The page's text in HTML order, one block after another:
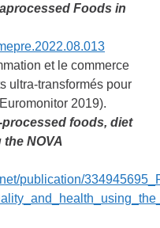
Foods in
et le commerce
ultra-transformés pour
2019).
processed foods, diet
NOVA
publication/